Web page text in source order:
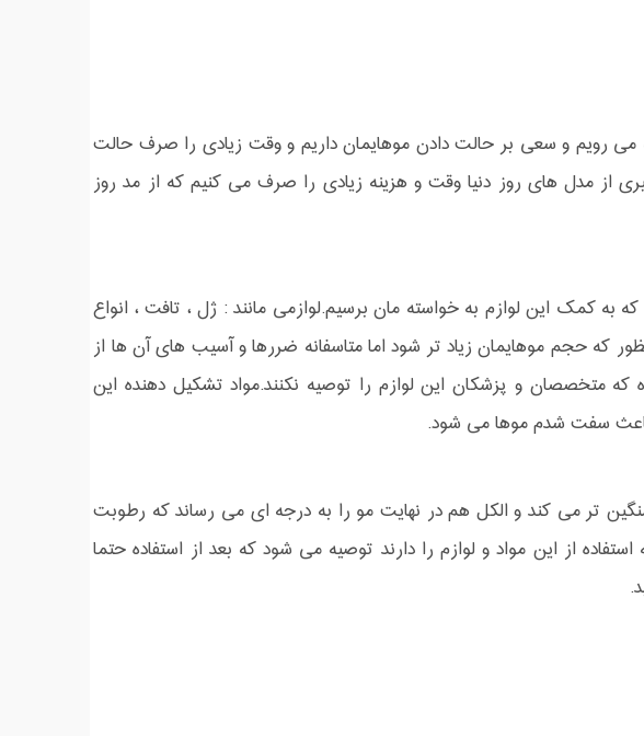
می رویم و سعی بر حالت دادن موهایمان داریم و وقت زیادی را صرف حالت
از مدل های روز دنیا وقت و هزینه زیادی را صرف می کنیم که از مد روز
به کمک این لوازم به خواسته مان برسیم.لوازمی مانند : ژل ، تافت ، انواع
که حجم موهایمان زیاد تر شود اما متاسفانه ضررها و آسیب های آن ها از
متخصصان و پزشکان این لوازم را توصیه نکنند.مواد تشکیل دهنده این
باعث سفت شدم موها می شود.
تر می کند و الکل هم در نهایت مو را به درجه ای می رساند که رطوبت
از این مواد و لوازم را دارند توصیه می شود که بعد از استفاده حتما